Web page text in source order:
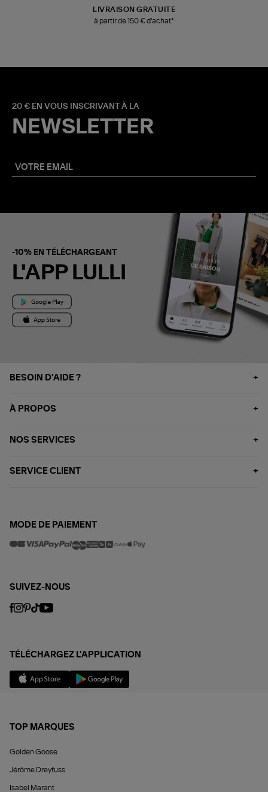
LIVRAISON GRATUITE
à partir de 150 € d'achat*
20 € EN VOUS INSCRIVANT À LA
NEWSLETTER
-10% EN TÉLÉCHARGEANT
L'APP LULLI
BESOIN D'AIDE ?
À PROPOS
NOS SERVICES
SERVICE CLIENT
MODE DE PAIEMENT
SUIVEZ-NOUS
TÉLÉCHARGEZ L'APPLICATION
TOP MARQUES
Golden Goose
Jérôme Dreyfuss
Isabel Marant